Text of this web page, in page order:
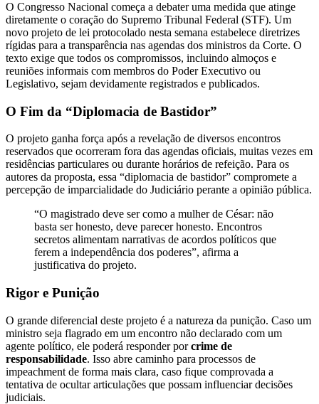
O Congresso Nacional começa a debater uma medida que atinge
diretamente o coração do Supremo Tribunal Federal (STF). Um
novo projeto de lei protocolado nesta semana estabelece diretrizes
rígidas para a transparência nas agendas dos ministros da Corte. O
texto exige que todos os compromissos, incluindo almoços e
reuniões informais com membros do Poder Executivo ou
Legislativo, sejam devidamente registrados e publicados.
O Fim da “Diplomacia de Bastidor”
O projeto ganha força após a revelação de diversos encontros
reservados que ocorreram fora das agendas oficiais, muitas vezes em
residências particulares ou durante horários de refeição. Para os
autores da proposta, essa “diplomacia de bastidor” compromete a
percepção de imparcialidade do Judiciário perante a opinião pública.
“O magistrado deve ser como a mulher de César: não
basta ser honesto, deve parecer honesto. Encontros
secretos alimentam narrativas de acordos políticos que
ferem a independência dos poderes”, afirma a
justificativa do projeto.
Rigor e Punição
O grande diferencial deste projeto é a natureza da punição. Caso um
ministro seja flagrado em um encontro não declarado com um
agente político, ele poderá responder porcrime de
responsabilidade. Isso abre caminho para processos de
impeachment de forma mais clara, caso fique comprovada a
tentativa de ocultar articulações que possam influenciar decisões
judiciais.